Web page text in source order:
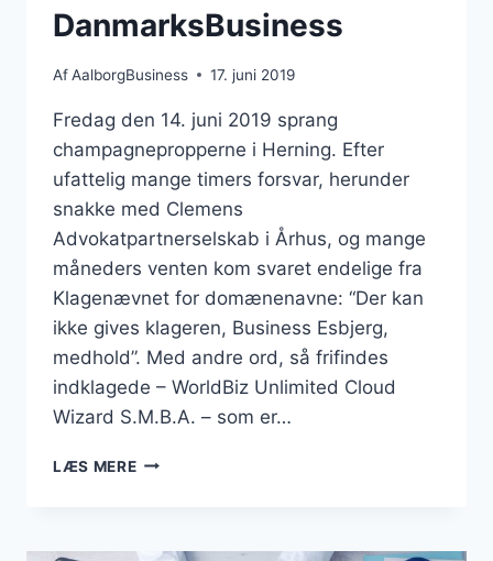
DanmarksBusiness
AfAalborgBusiness 17. juni 2019
Fredag den 14. juni 2019 sprang
champagnepropperne i Herning. Efter
ufattelig mange timers forsvar, herunder
snakke med Clemens
Advokatpartnerselskab i Århus, og mange
måneders venten kom svaret endelige fra
Klagenævnet for domænenavne: “Der kan
ikke gives klageren, Business Esbjerg,
medhold”. Med andre ord, så frifindes
indklagede – WorldBiz Unlimited Cloud
Wizard S.M.B.A. – som er…
LÆS MEREDOMÆNET
DEL